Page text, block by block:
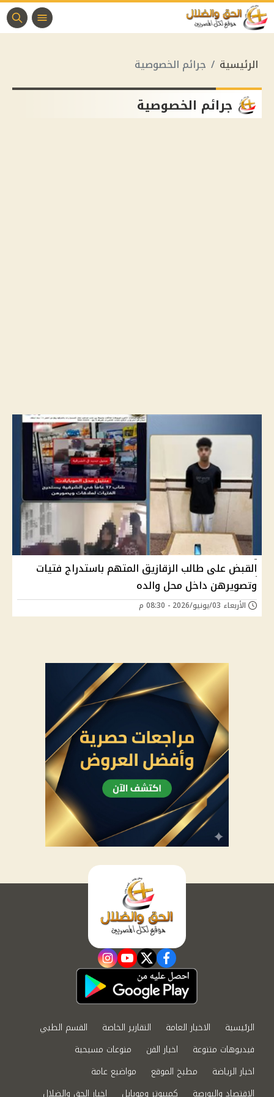
الرئيسية جرائم الخصوصية
جرائم الخصوصية
القبض على طالب الزقازيق المتهم باستدراج فتيات
وتصويرهن داخل محل والده
الأربعاء 03/يونيو/2026 - 08:30 م
facebook
twitter
youtube
instagram
الرئيسية الاخبار العامة التقارير الخاصة
القسم الطبي
فيديوهات متنوعة
اخبار الفن
منوعات مسيحية
اخبار الرياضة
مطبخ الموقع
مواضيع عامة
الاقتصاد والبورصة
كمبيوتر وموبايل اخبار الحق والضلال